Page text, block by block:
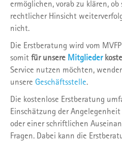
Sie in unserer
Impressum.
ermöglichen, vorab zu klären,
rechtlicher Hinsicht
nicht.
Die Erstberatung wird vom
somit für unsere Mitglieder
Service nutzen möchten,
unsere Geschäftsstelle.
Die kostenlose Erstberatung
Einschätzung der
oder einer schriftlichen
Fragen. Dabei kann die